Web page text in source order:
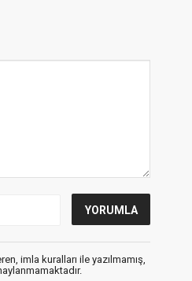
imla kuralları ile yazılmamış,